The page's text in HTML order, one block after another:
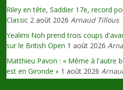
Riley en tête, Saddier 17e, record
Classic 2 août 2026 Arnaud Tillous
Yealimi Noh prend trois coups
sur le British Open 1 août 2026
Matthieu Pavon : « Même à l'autre
est en Gironde » 1 août 2026